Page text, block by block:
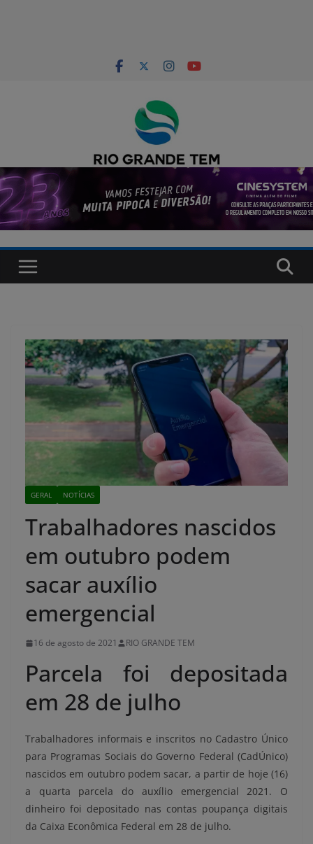
GERAL NOTÍCIAS
Trabalhadores nascidos
em outubro podem
sacar auxílio
emergencial
16 de agosto de 2021 RIO GRANDE TEM
Parcela foi depositada
em 28 de julho
Trabalhadores informais e inscritos no Cadastro Único
para Programas Sociais do Governo Federal (CadÚnico)
nascidos em outubro podem sacar, a partir de hoje (16)
a quarta parcela do auxílio emergencial 2021. O
dinheiro foi depositado nas contas poupança digitais
da Caixa Econômica Federal em 28 de julho.